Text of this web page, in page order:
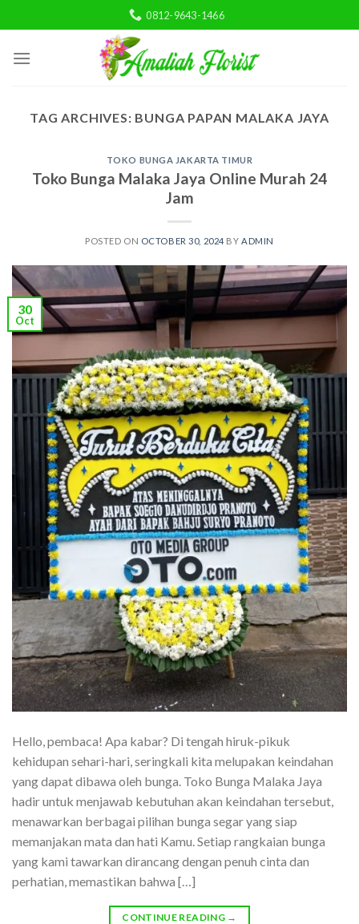
to
content
0812-9643-1466
TAG ARCHIVES: BUNGA PAPAN MALAKA JAYA
TOKO BUNGA JAKARTA TIMUR
Toko Bunga Malaka Jaya Online Murah 24
Jam
POSTED ON OCTOBER 30, 2024 BY ADMIN
30
Oct
Hello, pembaca! Apa kabar? Di tengah hiruk-pikuk
kehidupan sehari-hari, seringkali kita melupakan keindahan
yang dapat dibawa oleh bunga. Toko Bunga Malaka Jaya
hadir untuk menjawab kebutuhan akan keindahan tersebut,
menawarkan berbagai pilihan bunga segar yang siap
memanjakan mata dan hati Kamu. Setiap rangkaian bunga
yang kami tawarkan dirancang dengan penuh cinta dan
perhatian, memastikan bahwa […]
CONTINUE READING →